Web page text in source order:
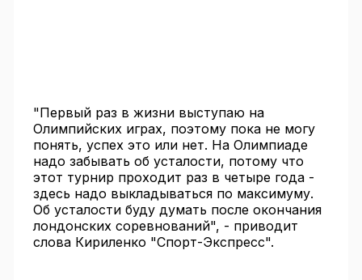
"Первый раз в жизни выступаю на
Олимпийских играх, поэтому пока не могу
понять, успех это или нет. На Олимпиаде
надо забывать об усталости, потому что
этот турнир проходит раз в четыре года -
здесь надо выкладываться по максимуму.
Об усталости буду думать после окончания
лондонских соревнований", - приводит
слова Кириленко "Спорт-Экспресс".